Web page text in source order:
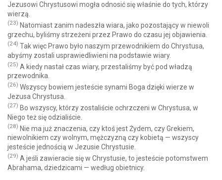
Jezusowi Chrystusowi mogła odnosić się właśnie do tych, którzy
wierzą.
(23) Natomiast zanim nadeszła wiara, jako pozostający w niewoli
grzechu, byliśmy strzeżeni przez Prawo do czasu jej objawienia.
(24) Tak więc Prawo było naszym przewodnikiem do Chrystusa,
abyśmy zostali usprawiedliwieni na podstawie wiary.
(25) A kiedy nastał czas wiary, przestaliśmy być pod władzą
przewodnika.
(26) Wszyscy bowiem jesteście synami Boga dzięki wierze w
Jezusa Chrystusa.
(27) Bo wszyscy, którzy zostaliście ochrzczeni w Chrystusa, w
Niego też się odzialiście.
(28) Nie ma już znaczenia, czy ktoś jest Żydem, czy Grekiem,
niewolnikiem czy wolnym, mężczyzną czy kobietą — wszyscy
jesteście jednością w Jezusie Chrystusie.
(29) A jeśli zawieracie się w Chrystusie, to jesteście potomstwem
Abrahama, dziedzicami — według obietnicy.